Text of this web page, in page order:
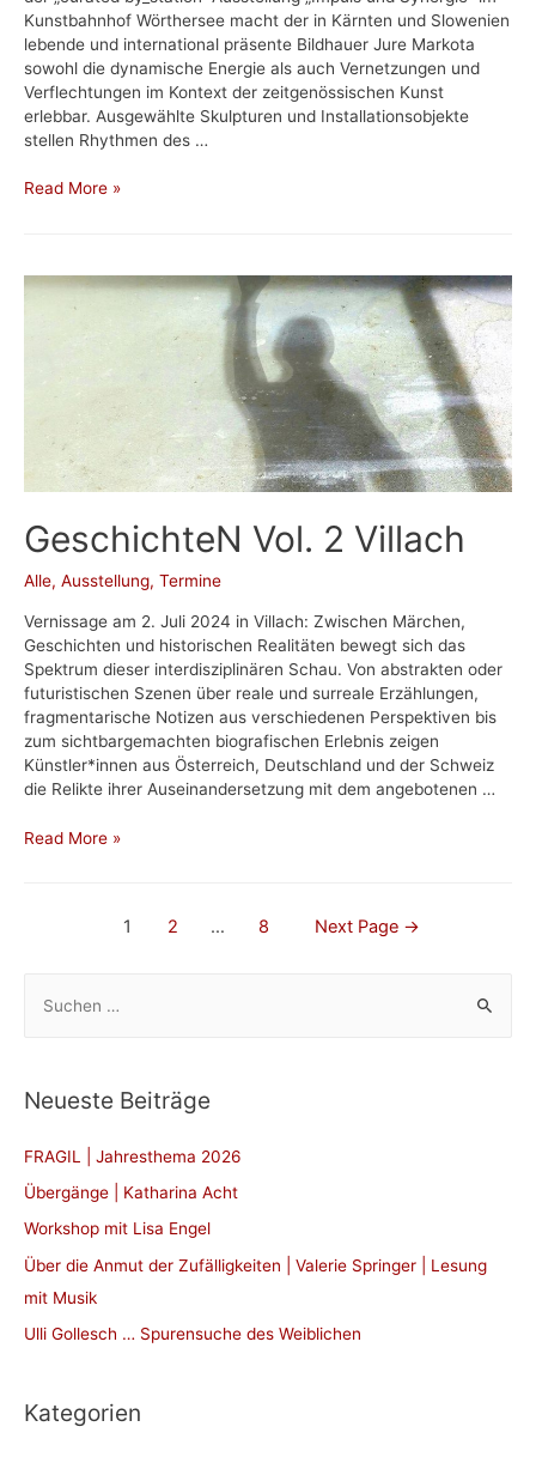
Kunstbahnhof Wörthersee macht der in Kärnten und Slowenien
lebende und international präsente Bildhauer Jure Markota
sowohl die dynamische Energie als auch Vernetzungen und
Verflechtungen im Kontext der zeitgenössischen Kunst
erlebbar. Ausgewählte Skulpturen und Installationsobjekte
stellen Rhythmen des …
Impuls
Jure
Markota
Read More »
GeschichteN Vol. 2 Villach
Alle, Ausstellung, Termine
Vernissage am 2. Juli 2024 in Villach: Zwischen Märchen,
Geschichten und historischen Realitäten bewegt sich das
Spektrum dieser interdisziplinären Schau. Von abstrakten oder
futuristischen Szenen über reale und surreale Erzählungen,
fragmentarische Notizen aus verschiedenen Perspektiven bis
zum sichtbargemachten biografischen Erlebnis zeigen
Künstler*innen aus Österreich, Deutschland und der Schweiz
die Relikte ihrer Auseinandersetzung mit dem angebotenen …
GeschichteN
Read More »
Seitennummerierung
Beiträge
1 2 … 8 Next Page →
n
n
h
Neueste Beiträge
FRAGIL | Jahresthema 2026
Übergänge | Katharina Acht
Workshop mit Lisa Engel
Über die Anmut der Zufälligkeiten | Valerie Springer | Lesung
mit Musik
Ulli Gollesch … Spurensuche des Weiblichen
Kategorien